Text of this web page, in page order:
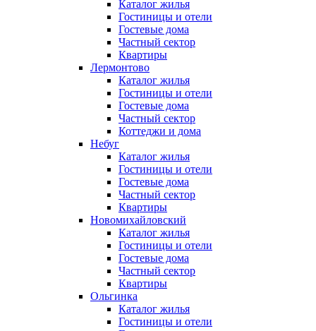
Каталог жилья
Гостиницы и отели
Гостевые дома
Частный сектор
Квартиры
Лермонтово
Каталог жилья
Гостиницы и отели
Гостевые дома
Частный сектор
Коттеджи и дома
Небуг
Каталог жилья
Гостиницы и отели
Гостевые дома
Частный сектор
Квартиры
Новомихайловский
Каталог жилья
Гостиницы и отели
Гостевые дома
Частный сектор
Квартиры
Ольгинка
Каталог жилья
Гостиницы и отели